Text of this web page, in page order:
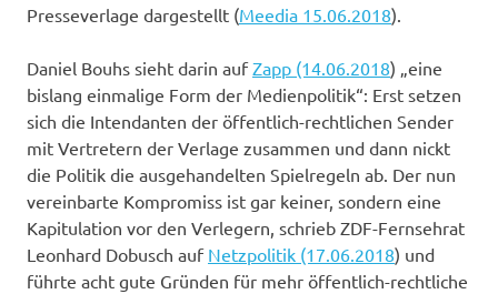
Presseverlage dargestellt (Meedia 15.06.2018).
Daniel Bouhs sieht darin aufZapp (14.06.2018) „eine
bislang einmalige Form der Medienpolitik“: Erst setzen
sich die Intendanten der öffentlich-rechtlichen Sender
mit Vertretern der Verlage zusammen und dann nickt
die Politik die ausgehandelten Spielregeln ab. Der nun
vereinbarte Kompromiss ist gar keiner, sondern eine
Kapitulation vor den Verlegern, schrieb ZDF-Fernsehrat
Leonhard Dobusch auf Netzpolitik (17.06.2018) und
führte acht gute Gründen für mehr öffentlich-rechtliche